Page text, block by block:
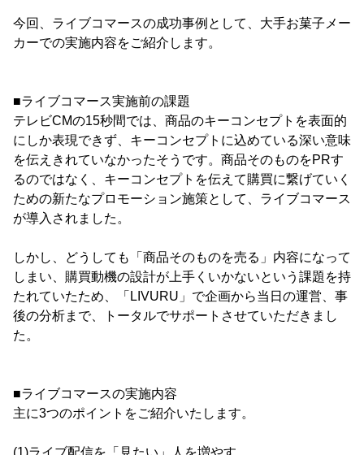
今回、ライブコマースの成功事例として、大手お菓子メー
カーでの実施内容をご紹介します。
■ライブコマース実施前の課題
テレビCMの15秒間では、商品のキーコンセプトを表面的
にしか表現できず、キーコンセプトに込めている深い意味
を伝えきれていなかったそうです。商品そのものをPRす
るのではなく、キーコンセプトを伝えて購買に繋げていく
ための新たなプロモーション施策として、ライブコマース
が導入されました。
しかし、どうしても「商品そのものを売る」内容になって
しまい、購買動機の設計が上手くいかないという課題を持
たれていたため、「LIVURU」で企画から当日の運営、事
後の分析まで、トータルでサポートさせていただきまし
た。
■ライブコマースの実施内容
主に3つのポイントをご紹介いたします。
(1)ライブ配信を「見たい」人を増やす